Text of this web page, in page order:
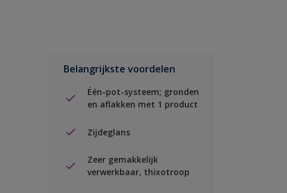
Belangrijkste voordelen
Één-pot-systeem; gronden
en aflakken met 1 product
Zijdeglans
Zeer gemakkelijk
verwerkbaar, thixotroop